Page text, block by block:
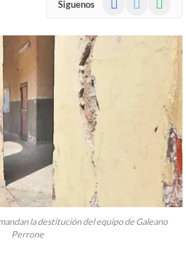
Siguenos
la destitución del equipo de Galeano
Perrone